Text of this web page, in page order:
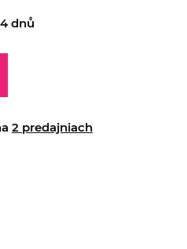
dnů
2 predajniach